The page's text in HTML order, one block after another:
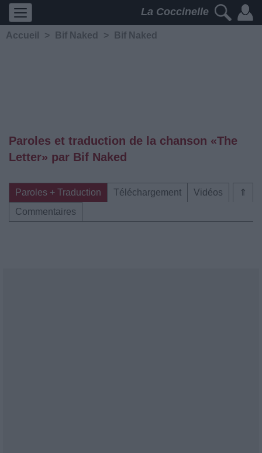
La Coccinelle
Accueil > Bif Naked > Bif Naked
Paroles et traduction de la chanson «The
Letter» par Bif Naked
⇑
Paroles + Traduction Téléchargement
Vidéos
Commentaires